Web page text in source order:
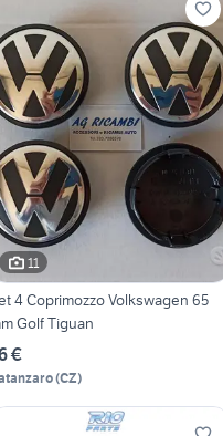
11
4 Coprimozzo Volkswagen 65
Golf Tiguan
€
(CZ)